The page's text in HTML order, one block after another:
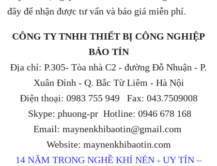
đây để nhận được tư vấn và báo giá miễn phí.
CÔNG TY TNHH THIẾT BỊ CÔNG NGHIỆP
BẢO TÍN
Địa chỉ: P.305- Tòa nhà C2 - đường Đỗ Nhuận - P.
Xuân Đỉnh - Q. Bắc Từ Liêm - Hà Nội
Điện thoại: 0983 755 949 Fax: 043.7509008
Skype: phuong-pr Hotline: 0946 678 168
Email: maynenkhibaotin@gmail.com
Website: maynenkhibaotin.com
14 NĂM TRONG NGHỀ KHÍ NÉN - UY TÍN –